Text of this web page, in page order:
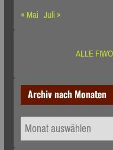
« Mai Juli »
ALLE
Archiv nach Monaten
Archiv
nach